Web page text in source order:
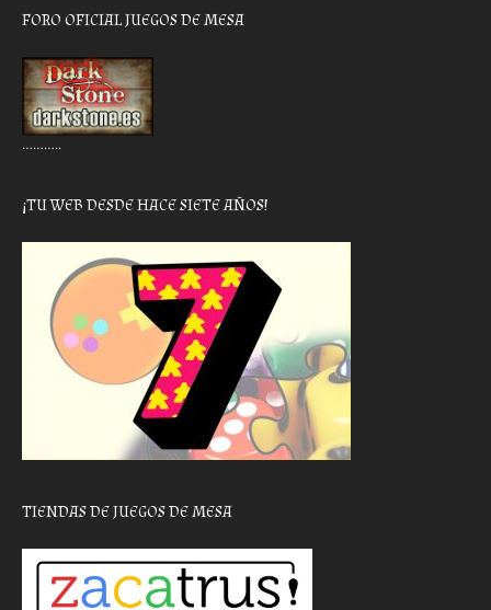
FORO OFICIAL JUEGOS DE MESA
………..
¡TU WEB DESDE HACE SIETE AÑOS!
TIENDAS DE JUEGOS DE MESA